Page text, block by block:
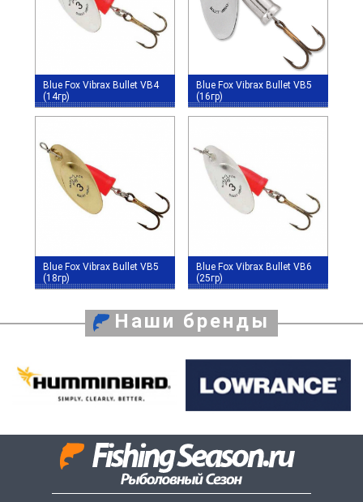
Blue Fox Vibrax Bullet VB4
(14гр)
Blue Fox Vibrax Bullet VB5
(16гр)
Blue Fox Vibrax Bullet VB5
(18гр)
Blue Fox Vibrax Bullet VB6
(25гр)
Наши бренды